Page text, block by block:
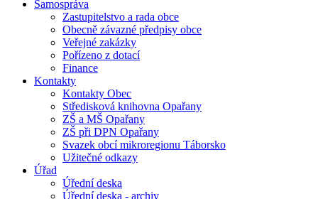
Samospráva
Zastupitelstvo a rada obce
Obecně závazné předpisy obce
Veřejné zakázky
Pořízeno z dotací
Finance
Kontakty
Kontakty Obec
Středisková knihovna Opařany
ZŠ a MŠ Opařany
ZŠ při DPN Opařany
Svazek obcí mikroregionu Táborsko
Užitečné odkazy
Úřad
Úřední deska
Úřední deska - archiv